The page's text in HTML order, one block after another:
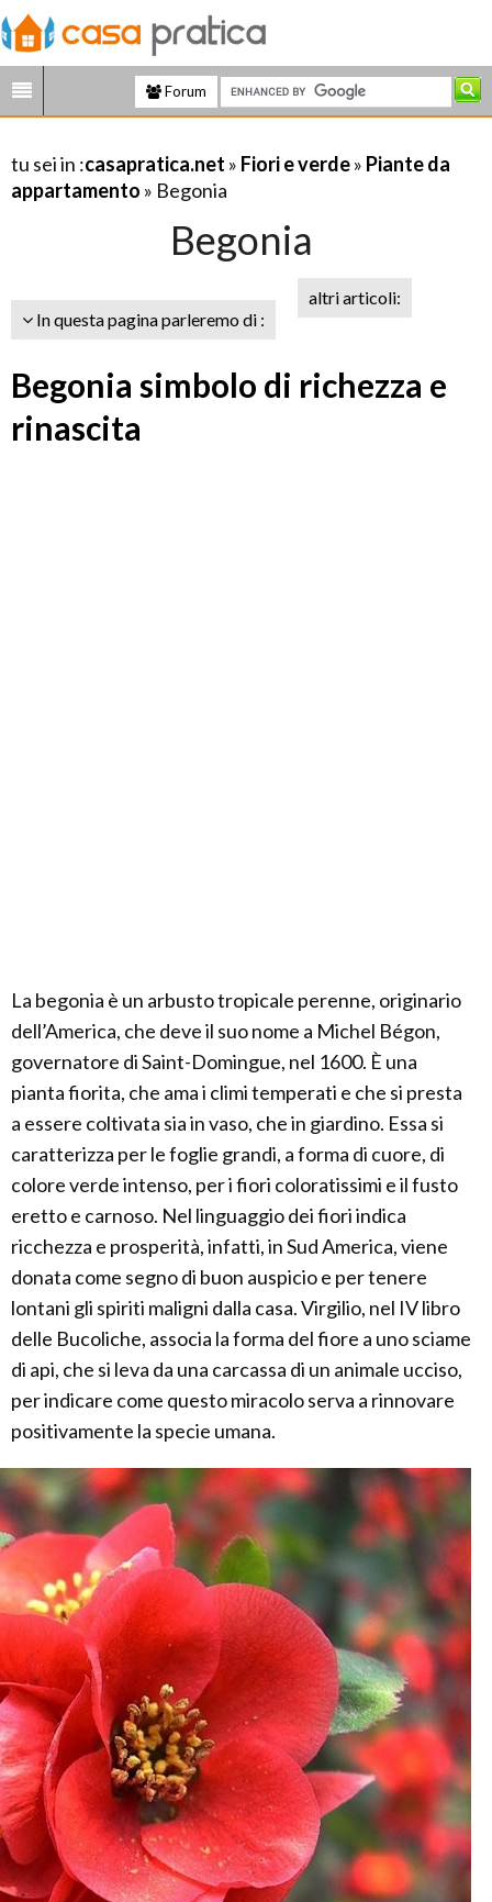
Forum
tu sei in :casapratica.net » Fiori e verde» Piante da
appartamento » Begonia
Begonia
In questa pagina parleremo di :
altri articoli:
Begonia simbolo di richezza e
rinascita
La begonia è un arbusto tropicale perenne, originario
dell’America, che deve il suo nome a Michel Bégon,
governatore di Saint-Domingue, nel 1600. È una
pianta fiorita, che ama i climi temperati e che si presta
a essere coltivata sia in vaso, che in giardino. Essa si
caratterizza per le foglie grandi, a forma di cuore, di
colore verde intenso, per i fiori coloratissimi e il fusto
eretto e carnoso. Nel linguaggio dei fiori indica
ricchezza e prosperità, infatti, in Sud America, viene
donata come segno di buon auspicio e per tenere
lontani gli spiriti maligni dalla casa. Virgilio, nel IV libro
delle Bucoliche, associa la forma del fiore a uno sciame
di api, che si leva da una carcassa di un animale ucciso,
per indicare come questo miracolo serva a rinnovare
positivamente la specie umana.